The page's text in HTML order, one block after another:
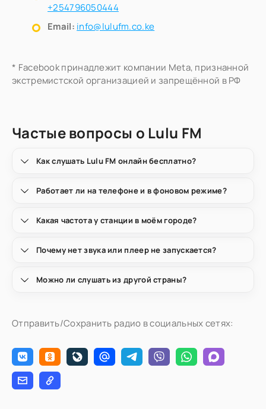
+254796050444
Email: info@lulufm.co.ke
* Facebook принадлежит компании Meta, признанной
экстремистской организацией и запрещённой в РФ
Частые вопросы о Lulu FM
Как слушать Lulu FM онлайн бесплатно?
Работает ли на телефоне и в фоновом режиме?
Какая частота у станции в моём городе?
Почему нет звука или плеер не запускается?
Можно ли слушать из другой страны?
Отправить/Сохранить радио в социальных сетях: